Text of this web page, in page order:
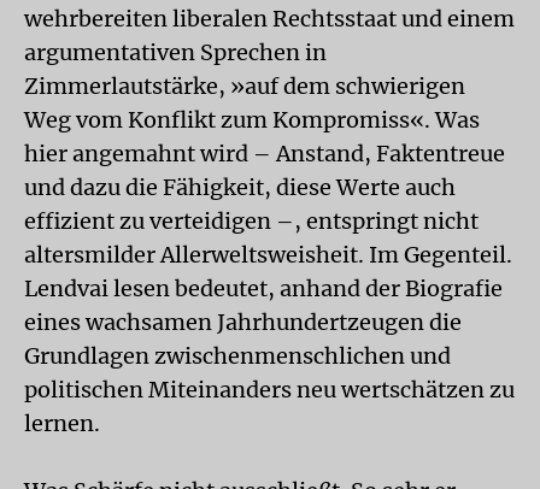
wehrbereiten liberalen Rechtsstaat und einem
argumentativen Sprechen in
Zimmerlautstärke, »auf dem schwierigen
Weg vom Konflikt zum Kompromiss«. Was
hier angemahnt wird – Anstand, Faktentreue
und dazu die Fähigkeit, diese Werte auch
effizient zu verteidigen –, entspringt nicht
altersmilder Allerweltsweisheit. Im Gegenteil.
Lendvai lesen bedeutet, anhand der Biografie
eines wachsamen Jahrhundertzeugen die
Grundlagen zwischenmenschlichen und
politischen Miteinanders neu wertschätzen zu
lernen.